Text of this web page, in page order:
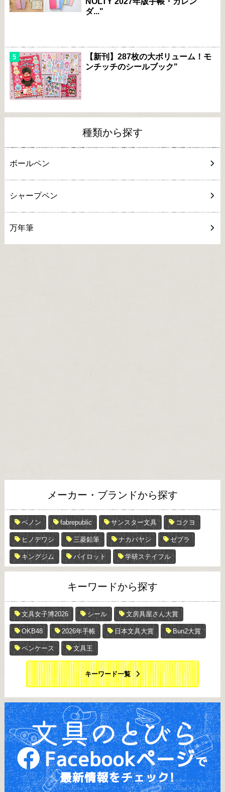
ダ..."
【新刊】287枚の大ボリューム！モ
ンチッチのシールブック"
種類から探す
ボールペン
シャープペン
万年筆
メーカー・ブランドから探す
ペノン fabrepublic サンスター文具 コクヨ
ヒノデワシ 三菱鉛筆 ナカバヤシ ゼブラ
キングジム パイロット 学研ステイフル
キーワードから探す
文具女子博2026 シール 文房具屋さん大賞
OKB48 2026年手帳 日本文具大賞 Bun2大賞
ペンケース 文具王
キーワード一覧